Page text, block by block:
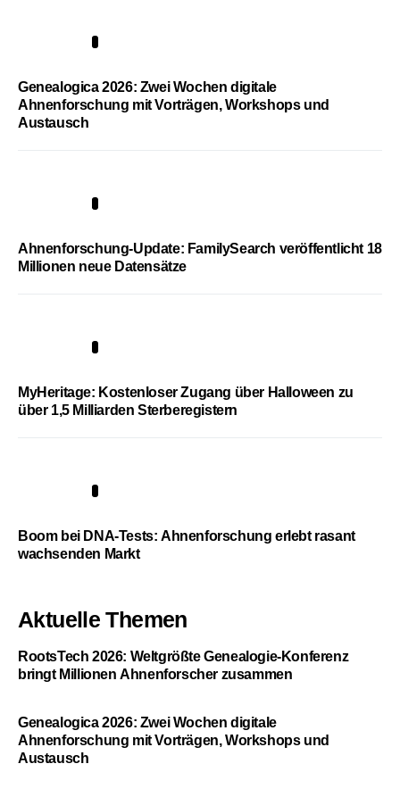
Genealogica 2026: Zwei Wochen digitale
Ahnenforschung mit Vorträgen, Workshops und
Austausch
Ahnenforschung-Update: FamilySearch veröffentlicht 18
Millionen neue Datensätze
MyHeritage: Kostenloser Zugang über Halloween zu
über 1,5 Milliarden Sterberegistern
Boom bei DNA-Tests: Ahnenforschung erlebt rasant
wachsenden Markt
Aktuelle Themen
RootsTech 2026: Weltgrößte Genealogie-Konferenz
bringt Millionen Ahnenforscher zusammen
Genealogica 2026: Zwei Wochen digitale
Ahnenforschung mit Vorträgen, Workshops und
Austausch